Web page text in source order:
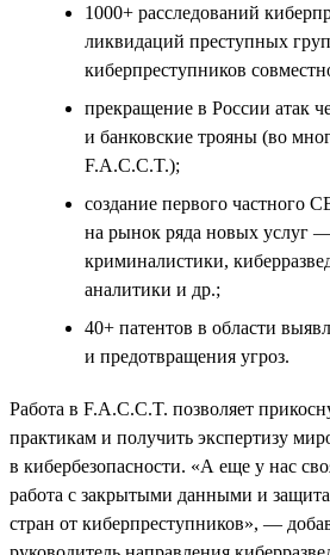
1000+ расследований
ликвидаций преступных
киберпреступников
прекращение в России атак
и банковские трояны (во
F.A.C.C.T.);
создание первого частного
на рынок ряда новых услуг
криминалистики,
аналитики и др.;
40+ патентов в области
и предотвращения угроз.
Работа в F.A.C.C.T. позволяет
практикам и получить экспертизу
в кибербезопасности. «А еще у нас
работа с закрытыми данными и
стран от киберпреступников», —